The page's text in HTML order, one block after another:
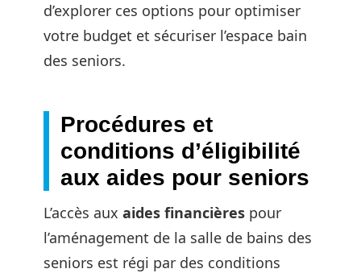
d’explorer ces options pour optimiser
votre budget et sécuriser l’espace bain
des seniors.
Procédures et
conditions d’éligibilité
aux aides pour seniors
L’accès aux aides financières pour
l’aménagement de la salle de bains des
seniors est régi par des conditions